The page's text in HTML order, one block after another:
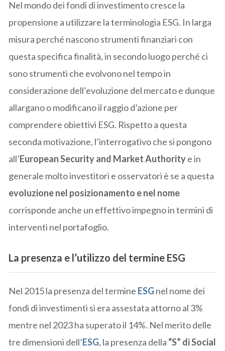
Nel mondo dei fondi di investimento cresce la
propensione a utilizzare la terminologia ESG. In larga
misura perché nascono strumenti finanziari con
questa specifica finalità, in secondo luogo perché ci
sono strumenti che evolvono nel tempo in
considerazione dell’evoluzione del mercato e dunque
allargano o modificano il raggio d’azione per
comprendere obiettivi ESG. Rispetto a questa
seconda motivazione, l’interrogativo che si pongono
all’European Security and Market Authoritye in
generale molto investitori e osservatori è se a questa
evoluzione nel posizionamento e nel nome
corrisponde anche un effettivo impegno in termini di
interventi nel portafoglio.
La presenza e l’utilizzo del termine ESG
Nel 2015 la presenza del termine ESGnel nome dei
fondi di investimenti si era assestata attorno al 3%
mentre nel 2023 ha superato il 14%. Nel merito delle
tre dimensioni dell’ESG, la presenza della “S” di Social